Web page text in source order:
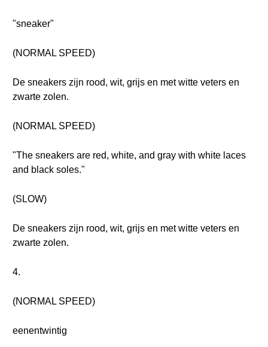
"sneaker"
(NORMAL SPEED)
De sneakers zijn rood, wit, grijs en met witte veters en
zwarte zolen.
(NORMAL SPEED)
"The sneakers are red, white, and gray with white laces
and black soles."
(SLOW)
De sneakers zijn rood, wit, grijs en met witte veters en
zwarte zolen.
4.
(NORMAL SPEED)
eenentwintig